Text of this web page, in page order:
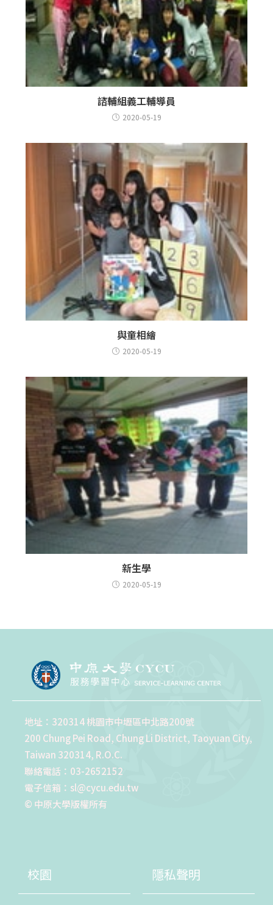
諮輔組義工輔導員
2020-05-19
與童相繪
2020-05-19
新生學
2020-05-19
地址：320314 桃園市中壢區中北路200號
200 Chung Pei Road, Chung Li District, Taoyuan City,
Taiwan 320314, R.O.C.
聯絡電話：03-2652152
電子信箱：sl@cycu.edu.tw
© 中原大學版權所有
校園 隱私聲明